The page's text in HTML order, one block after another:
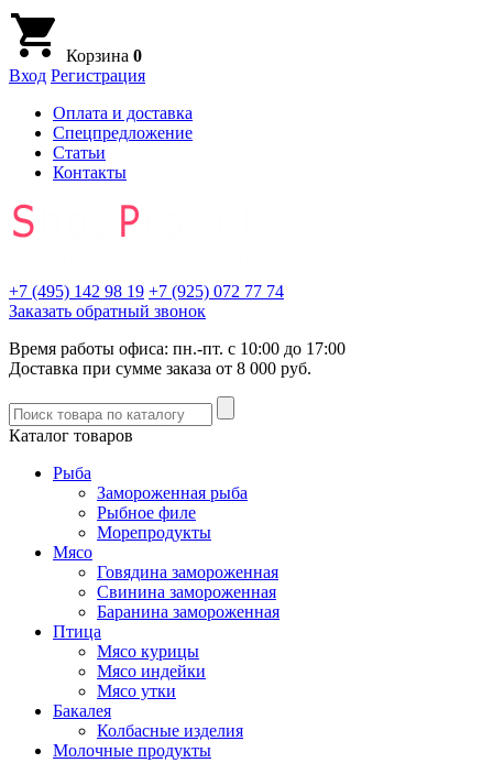
Корзина 0
Вход Регистрация
Оплата и доставка
Спецпредложение
Статьи
Контакты
+7 (495) 142 98 19 +7 (925) 072 77 74
Заказать обратный звонок
Время работы офиса: пн.-пт. с 10:00 до 17:00
Доставка при сумме заказа от 8 000 руб.
Каталог товаров
Рыба
Замороженная рыба
Рыбное филе
Морепродукты
Мясо
Говядина замороженная
Свинина замороженная
Баранина замороженная
Птица
Мясо курицы
Мясо индейки
Мясо утки
Бакалея
Колбасные изделия
Молочные продукты